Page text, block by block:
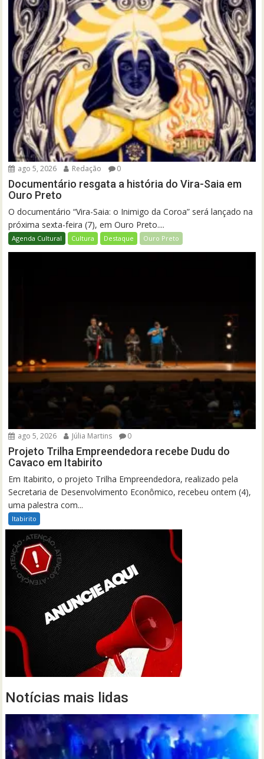
ago 5, 2026 Redação 0
Documentário resgata a história do Vira-Saia em
Ouro Preto
O documentário “Vira-Saia: o Inimigo da Coroa” será lançado na
próxima sexta-feira (7), em Ouro Preto....
Agenda Cultural Cultura Destaque Ouro Preto
ago 5, 2026 Júlia Martins 0
Projeto Trilha Empreendedora recebe Dudu do
Cavaco em Itabirito
Em Itabirito, o projeto Trilha Empreendedora, realizado pela
Secretaria de Desenvolvimento Econômico, recebeu ontem (4),
uma palestra com...
Itabirito
Notícias mais lidas